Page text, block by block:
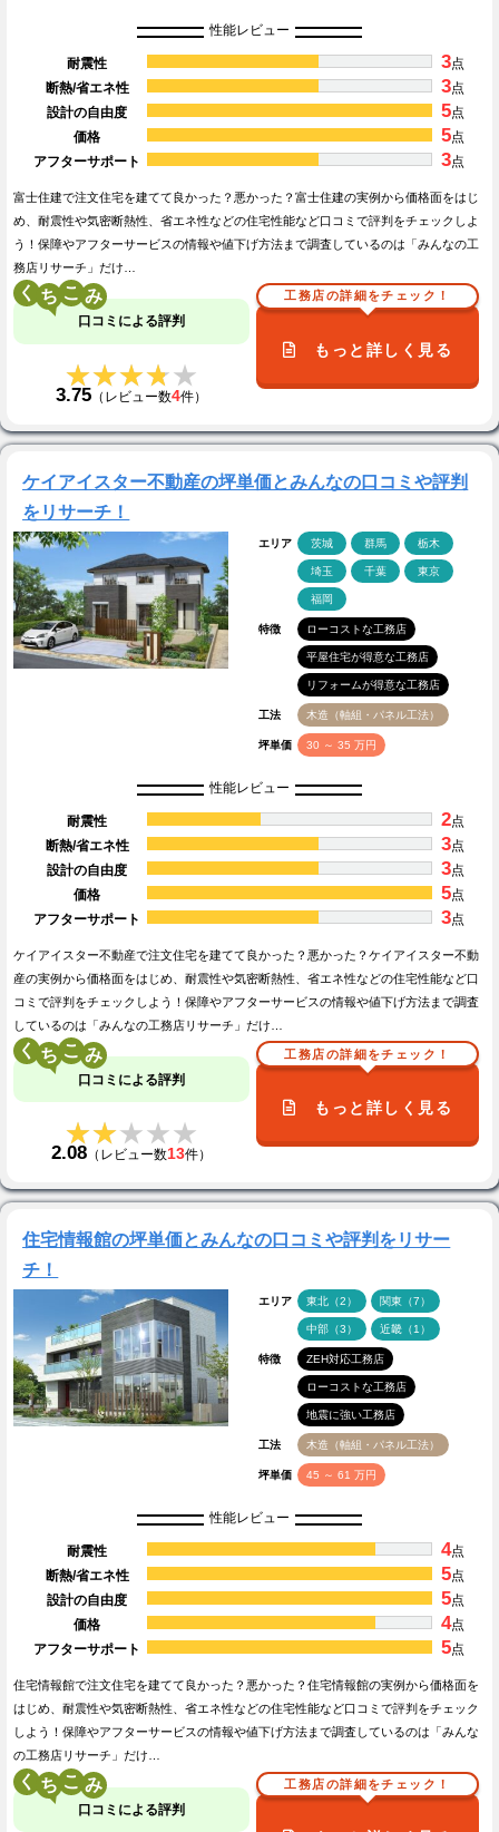
性能レビュー
耐震性 3点
断熱/省エネ性
3点
設計の自由度
5点
価格
5点
アフターサポート
3点
富士住建で注文住宅を建てて良かった？悪かった？富士住建の実例から価格面をはじ
め、耐震性や気密断熱性、省エネ性などの住宅性能など口コミで評判をチェックしよ
う！保障やアフターサービスの情報や値下げ方法まで調査しているのは「みんなの工
務店リサーチ」だけ…
く こ
口コミによる評判
★★★★★
★★★★★
3.75 （レビュー数4件）
工務店の詳細をチェック！
もっと詳しく見る
ケイアイスター不動産の坪単価とみんなの口コミや評判
をリサーチ！
エリア 茨城 群馬 栃木
埼玉 千葉 東京
福岡
特徴 ローコストな工務店
平屋住宅が得意な工務店
リフォームが得意な工務店
工法 木造（軸組・パネル工法）
坪単価 30 ～ 35 万円
性能レビュー
耐震性 2点
断熱/省エネ性
3点
設計の自由度
3点
価格
5点
アフターサポート
3点
ケイアイスター不動産で注文住宅を建てて良かった？悪かった？ケイアイスター不動
産の実例から価格面をはじめ、耐震性や気密断熱性、省エネ性などの住宅性能など口
コミで評判をチェックしよう！保障やアフターサービスの情報や値下げ方法まで調査
しているのは「みんなの工務店リサーチ」だけ…
く こ
口コミによる評判
★★★★★
★★★★★
2.08 （レビュー数13件）
工務店の詳細をチェック！
もっと詳しく見る
住宅情報館の坪単価とみんなの口コミや評判をリサー
チ！
エリア 東北（2） 関東（7）
中部（3） 近畿（1）
特徴 ZEH対応工務店
ローコストな工務店
地震に強い工務店
工法 木造（軸組・パネル工法）
坪単価 45 ～ 61 万円
性能レビュー
耐震性 4点
断熱/省エネ性
5点
設計の自由度
5点
価格
4点
アフターサポート
5点
住宅情報館で注文住宅を建てて良かった？悪かった？住宅情報館の実例から価格面を
はじめ、耐震性や気密断熱性、省エネ性などの住宅性能など口コミで評判をチェック
しよう！保障やアフターサービスの情報や値下げ方法まで調査しているのは「みんな
の工務店リサーチ」だけ…
く こ
口コミによる評判
工務店の詳細をチェック！